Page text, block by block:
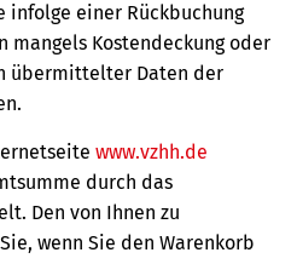
infolge einer Rückbuchung
mangels Kostendeckung oder
übermittelter Daten der
www.vzhh.de
durch das
Den von Ihnen zu
wenn Sie den Warenkorb